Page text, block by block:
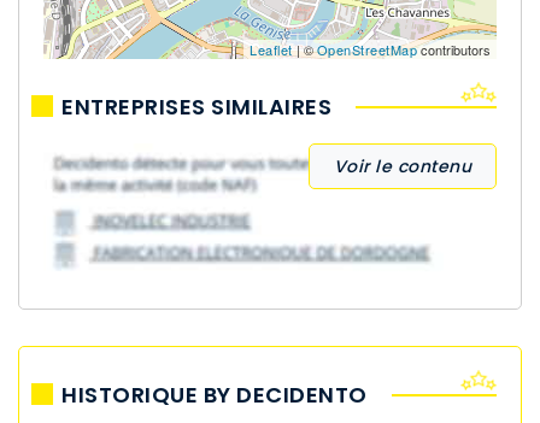
Leaflet| ©OpenStreetMapcontributors
ENTREPRISES SIMILAIRES
Voir le contenu
HISTORIQUE BY DECIDENTO